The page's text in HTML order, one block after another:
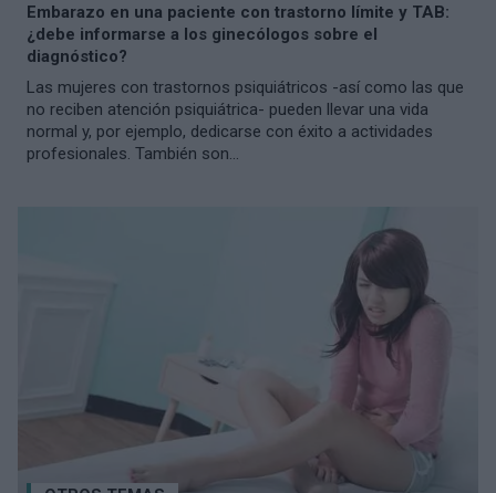
Embarazo en una paciente con trastorno límite y TAB:
¿debe informarse a los ginecólogos sobre el
diagnóstico?
Las mujeres con trastornos psiquiátricos -así como las que
no reciben atención psiquiátrica- pueden llevar una vida
normal y, por ejemplo, dedicarse con éxito a actividades
profesionales. También son...